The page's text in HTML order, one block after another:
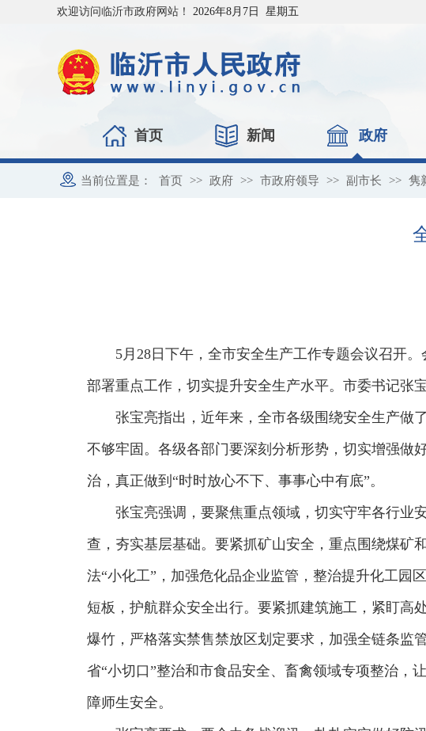
欢迎访问临沂市政府网站！ 2026年8月7日 星期五
首页 新闻 政府
当前位置是： 首页 >> 政府 >> 市政府领导 >> 副市长 >> 隽
5月28日下午，全市安全生产工作专题会议召开
部署重点工作，切实提升安全生产水平。市委书记张
张宝亮指出，近年来，全市各级围绕安全生产做
不够牢固。各级各部门要深刻分析形势，切实增强做
治，真正做到“时时放心不下、事事心中有底”。
张宝亮强调，要聚焦重点领域，切实守牢各行业
查，夯实基层基础。要紧抓矿山安全，重点围绕煤矿
法“小化工”，加强危化品企业监管，整治提升化工园
短板，护航群众安全出行。要紧抓建筑施工，紧盯高
爆竹，严格落实禁售禁放区划定要求，加强全链条监
省“小切口”整治和市食品安全、畜禽领域专项整治，
障师生安全。